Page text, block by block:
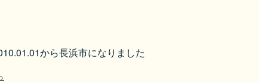
から長浜市になりました